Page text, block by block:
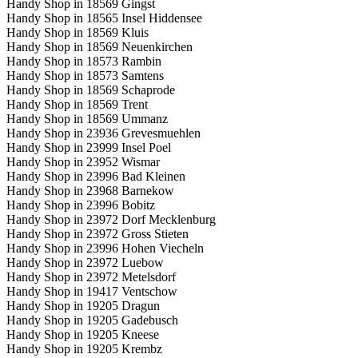
Handy Shop in 18569 Gingst
Handy Shop in 18565 Insel Hiddensee
Handy Shop in 18569 Kluis
Handy Shop in 18569 Neuenkirchen
Handy Shop in 18573 Rambin
Handy Shop in 18573 Samtens
Handy Shop in 18569 Schaprode
Handy Shop in 18569 Trent
Handy Shop in 18569 Ummanz
Handy Shop in 23936 Grevesmuehlen
Handy Shop in 23999 Insel Poel
Handy Shop in 23952 Wismar
Handy Shop in 23996 Bad Kleinen
Handy Shop in 23968 Barnekow
Handy Shop in 23996 Bobitz
Handy Shop in 23972 Dorf Mecklenburg
Handy Shop in 23972 Gross Stieten
Handy Shop in 23996 Hohen Viecheln
Handy Shop in 23972 Luebow
Handy Shop in 23972 Metelsdorf
Handy Shop in 19417 Ventschow
Handy Shop in 19205 Dragun
Handy Shop in 19205 Gadebusch
Handy Shop in 19205 Kneese
Handy Shop in 19205 Krembz